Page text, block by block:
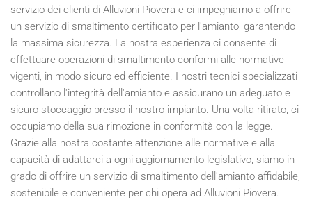
servizio dei clienti di Alluvioni Piovera e ci impegniamo a offrire
un servizio di smaltimento certificato per l'amianto, garantendo
la massima sicurezza. La nostra esperienza ci consente di
effettuare operazioni di smaltimento conformi alle normative
vigenti, in modo sicuro ed efficiente. I nostri tecnici specializzati
controllano l'integrità dell'amianto e assicurano un adeguato e
sicuro stoccaggio presso il nostro impianto. Una volta ritirato, ci
occupiamo della sua rimozione in conformità con la legge.
Grazie alla nostra costante attenzione alle normative e alla
capacità di adattarci a ogni aggiornamento legislativo, siamo in
grado di offrire un servizio di smaltimento dell'amianto affidabile,
sostenibile e conveniente per chi opera ad Alluvioni Piovera.